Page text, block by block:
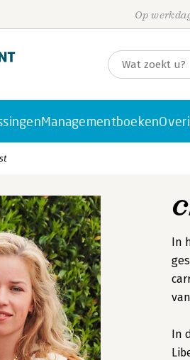
Op
Managementboeken
In
In